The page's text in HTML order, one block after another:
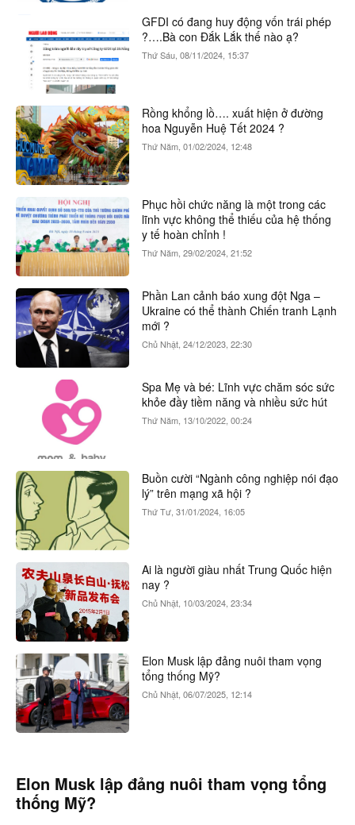
GFDI có đang huy động vốn trái phép
?….Bà con Đắk Lắk thế nào ạ?
Thứ Sáu, 08/11/2024, 15:37
Rồng khổng lồ…. xuất hiện ở đường
hoa Nguyễn Huệ Tết 2024 ?
Thứ Năm, 01/02/2024, 12:48
Phục hồi chức năng là một trong các
lĩnh vực không thể thiếu của hệ thống
y tế hoàn chỉnh !
Thứ Năm, 29/02/2024, 21:52
Phần Lan cảnh báo xung đột Nga –
Ukraine có thể thành Chiến tranh Lạnh
mới ?
Chủ Nhật, 24/12/2023, 22:30
Spa Mẹ và bé: Lĩnh vực chăm sóc sức
khỏe đầy tiềm năng và nhiều sức hút
Thứ Năm, 13/10/2022, 00:24
Buồn cười “Ngành công nghiệp nói đạo
lý” trên mạng xã hội ?
Thứ Tư, 31/01/2024, 16:05
Ai là người giàu nhất Trung Quốc hiện
nay ?
Chủ Nhật, 10/03/2024, 23:34
Elon Musk lập đảng nuôi tham vọng
tổng thống Mỹ?
Chủ Nhật, 06/07/2025, 12:14